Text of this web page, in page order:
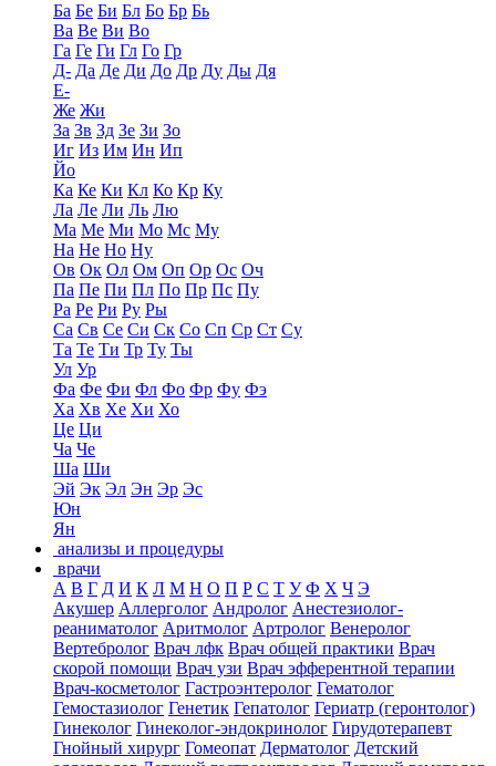
Ба Бе Би Бл Бо Бр Бь
Ва Ве Ви Во
Га Ге Ги Гл Го Гр
Д- Да Де Ди До Др Ду Ды Дя
Е-
Же Жи
За Зв Зд Зе Зи Зо
Иг Из Им Ин Ип
Йо
Ка Ке Ки Кл Ко Кр Ку
Ла Ле Ли Ль Лю
Ма Ме Ми Мо Мс Му
На Не Но Ну
Ов Ок Ол Ом Оп Ор Ос Оч
Па Пе Пи Пл По Пр Пс Пу
Ра Ре Ри Ру Ры
Са Св Се Си Ск Со Сп Ср Ст Су
Та Те Ти Тр Ту Ты
Ул Ур
Фа Фе Фи Фл Фо Фр Фу Фэ
Ха Хв Хе Хи Хо
Це Ци
Ча Че
Ша Ши
Эй Эк Эл Эн Эр Эс
Юн
Ян
анализы и процедуры
врачи
А В Г Д И К Л М Н О П Р С Т У Ф Х Ч Э
Акушер Аллерголог Андролог Анестезиолог-
реаниматолог Аритмолог Артролог Венеролог
Вертебролог Врач лфк Врач общей практики Врач
скорой помощи Врач узи Врач эфферентной терапии
Врач-косметолог Гастроэнтеролог Гематолог
Гемостазиолог Генетик Гепатолог Гериатр (геронтолог)
Гинеколог Гинеколог-эндокринолог Гирудотерапевт
Гнойный хирург Гомеопат Дерматолог Детский